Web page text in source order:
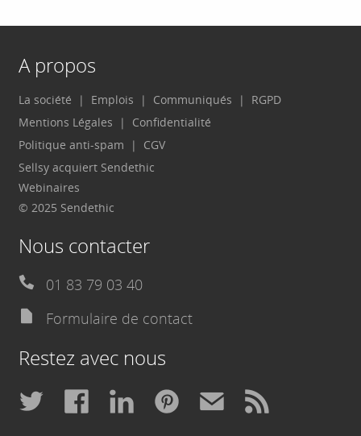
A propos
La société Emplois Communiqués
RGPD
Mentions Légales
Confidentialité
Politique anti-spam
CGV
Sellsy acquiert Sendethic
Webinaires
© 2025 Sendethic
Nous contacter
01 83 79 03 40
Formulaire de contact
Restez avec nous